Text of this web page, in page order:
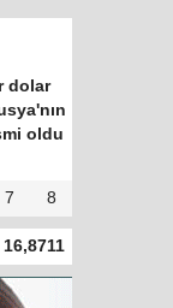
7 8
16,8711